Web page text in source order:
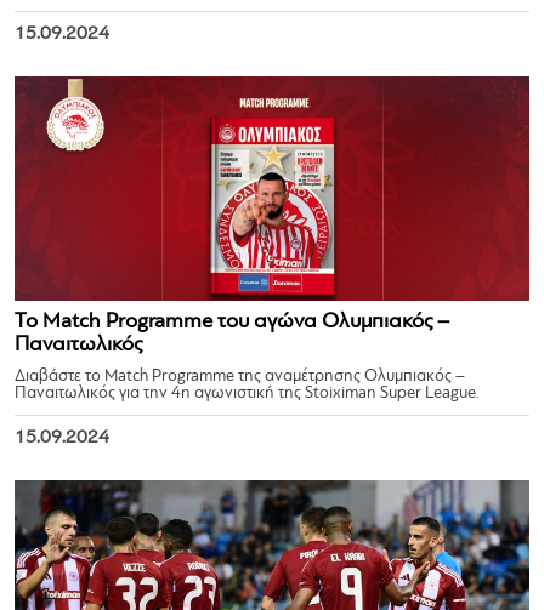
15.09.2024
Το Match Programme του αγώνα Ολυμπιακός –
Παναιτωλικός
Διαβάστε το Match Programme της αναμέτρησης Ολυμπιακός –
Παναιτωλικός για την 4η αγωνιστική της Stoiximan Super League.
15.09.2024